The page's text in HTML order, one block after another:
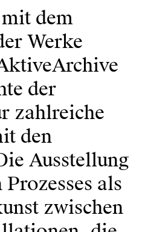
dem
Werke
der
zahl­reiche
den
Ausstellung
als
zwischen